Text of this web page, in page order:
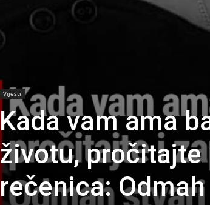
Vijesti
Kada vam ama
životu, pročitajte
rečenica: